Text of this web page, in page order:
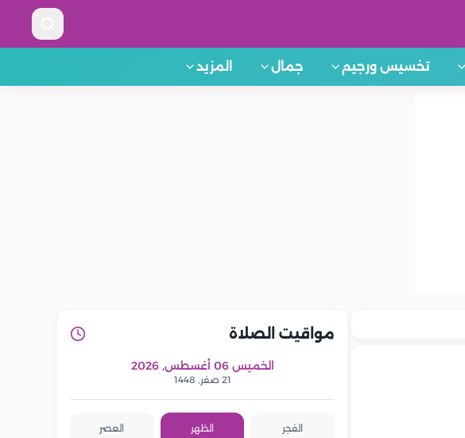
تخسيس ورجيم جمال المزيد
مواقيت الصلاة
الخميس 06 أغسطس, 2026
21 صفر, 1448
الفجر الظهر العصر